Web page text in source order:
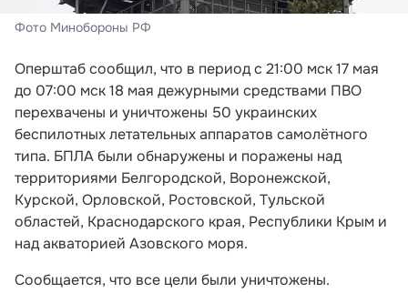
Фото Минобороны РФ
Оперштаб сообщил, что в период с 21:00 мск 17 мая
до 07:00 мск 18 мая дежурными средствами ПВО
перехвачены и уничтожены 50 украинских
беспилотных летательных аппаратов самолётного
типа. БПЛА были обнаружены и поражены над
территориями Белгородской, Воронежской,
Курской, Орловской, Ростовской, Тульской
областей, Краснодарского края, Республики Крым и
над акваторией Азовского моря.
Сообщается, что все цели были уничтожены.